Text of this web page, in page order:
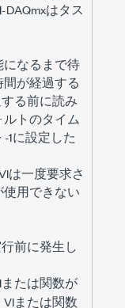
はタス
なるまで待
が経過する
る前に読み
トのタイム
-1に設定した
は一度要求さ
用できない
前に発生し
たは関数が
または関数